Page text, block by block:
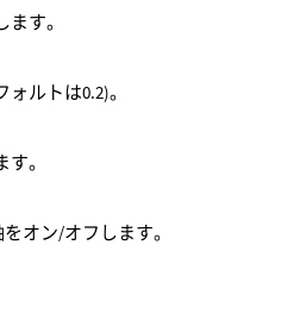
す。
ルトは0.2)。
。
オン/オフします。